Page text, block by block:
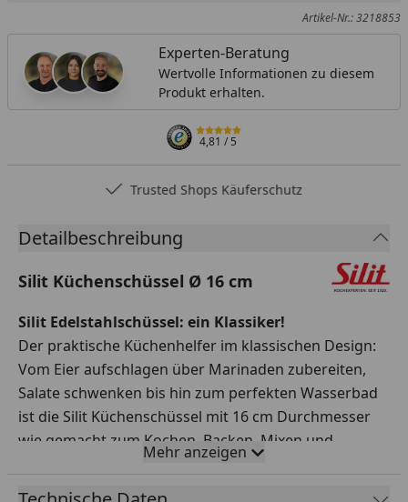
Artikel-Nr.: 3218853
Experten-Beratung
Wertvolle Informationen zu diesem
Produkt erhalten.
4,81/ 5
Trusted Shops Käuferschutz
Detailbeschreibung
Silit Küchenschüssel Ø 16 cm
Silit Edelstahlschüssel: ein Klassiker!
Der praktische Küchenhelfer im klassischen Design:
Vom Eier aufschlagen über Marinaden zubereiten,
Salate schwenken bis hin zum perfekten Wasserbad
ist die Silit Küchenschüssel mit 16 cm Durchmesser
wie gemacht zum Kochen, Backen, Mixen und
Servieren. Dabei überzeugt dieses clevere Detail:
Tropffreies Ausgießen dank 360° Schüttrand. Aus
Mehr anzeigen